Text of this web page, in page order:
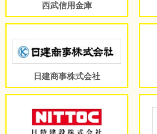
西武信用金庫
日建商事株式会社